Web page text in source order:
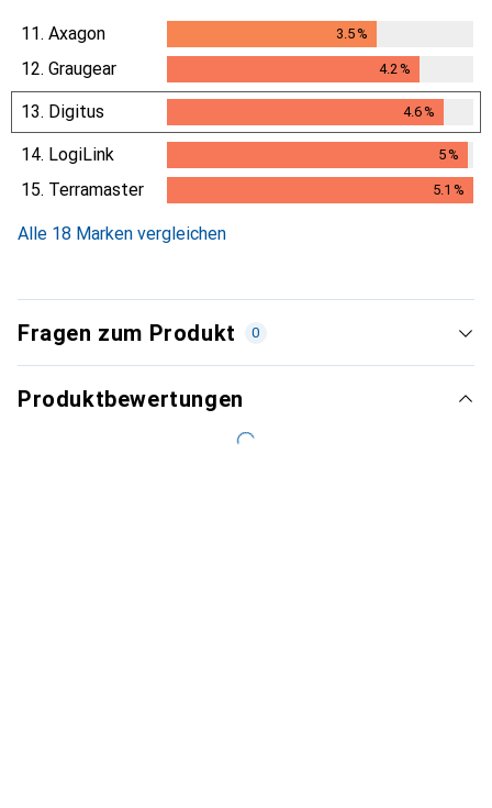
11. Axagon 3.5%
12. Graugear 4.2%
13. Digitus 4.6%
4.6%
14. LogiLink 5%
5%
15. Terramaster 5.1 %
Alle 18 Marken vergleichen
Fragen zum Produkt 0
Produktbewertungen